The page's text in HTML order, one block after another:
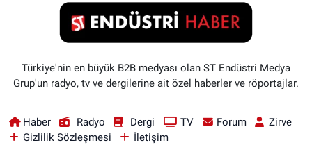
Türkiye'nin en büyük B2B medyası olan ST Endüstri Medya
Grup'un radyo, tv ve dergilerine ait özel haberler ve röportajlar.
Haber Radyo Dergi TV Forum
Zirve
Gizlilik Sözleşmesi
İletişim